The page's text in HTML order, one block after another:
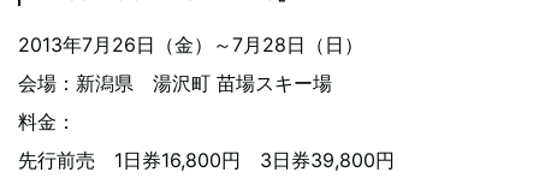
2013年7月26日（金）～7月28日（日）
会場：新潟県 湯沢町 苗場スキー場
料金：
先行前売 1日券16,800円 3日券39,800円